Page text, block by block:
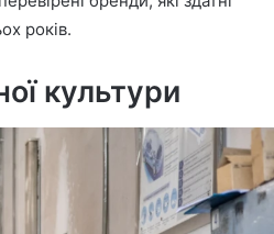
років.
культури